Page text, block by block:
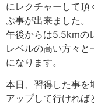
にレクチャーして頂
ぶ事が出来ました。
午後からは5.5kmの
レベルの高い方々
になります。
本日、習得した事を
アップして行ければ